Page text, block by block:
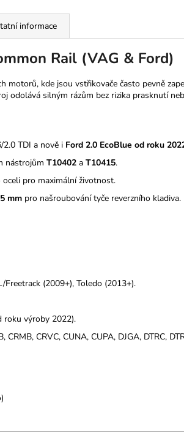
informace
Rail (VAG & Ford)
motorů, kde jsou vstřikovače často pevně
odolává silným rázům bez rizika prasknutí
TDI a nově i Ford 2.0 EcoBlue od roku
nástrojům T10402 a T10415.
pro maximální životnost.
mm pro našroubování tyče reverzního kladiva.
(2009+), Toledo (2013+).
roku výroby 2022).
CRMB, CRVC, CUNA, CUPA, DJGA, DTRC,